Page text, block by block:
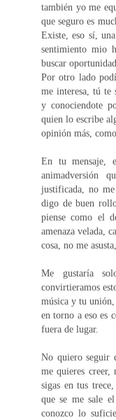
también yo me
que seguro es
Existe, eso sí,
sentimiento
buscar
Por otro lado
me interesa, tú te
y conociendote
quien lo escribe
opinión más,
En tu mensaje,
animadversión
justificada, no
digo de buen
piense como el
amenaza velada,
cosa, no me
Me gustaría
convirtieramos
música y tu
en torno a eso es
fuera de lugar.
No quiero seguir
me quieres creer,
sigas en tus
que se me sale
conozco lo